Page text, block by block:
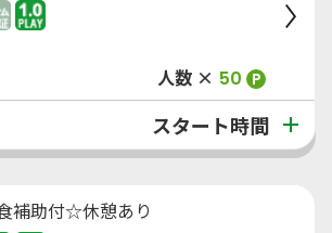
人数 × 50 P
スタート時間
補助付☆休憩あり